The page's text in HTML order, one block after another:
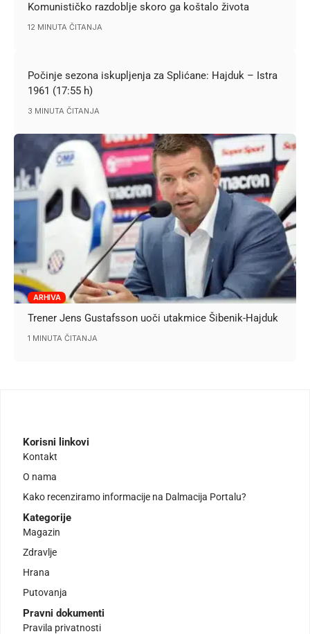
Komunističko razdoblje skoro ga koštalo života
12 MINUTA ČITANJA
Počinje sezona iskupljenja za Splićane: Hajduk – Istra
1961 (17:55 h)
3 MINUTA ČITANJA
ARHIVA
Trener Jens Gustafsson uoči utakmice Šibenik-Hajduk
1 MINUTA ČITANJA
Korisni linkovi
Kontakt
O nama
Kako recenziramo informacije na Dalmacija Portalu?
Kategorije
Magazin
Zdravlje
Hrana
Putovanja
Pravni dokumenti
Pravila privatnosti